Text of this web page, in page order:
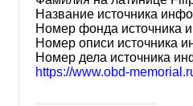
Название источника
Номер фонда источника
Номер описи источника
Номер дела источника
https://www.obd-